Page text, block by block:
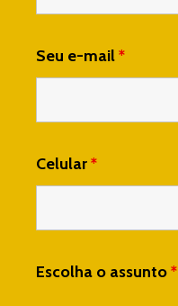
Seu e-mail*
Celular*
Escolha o assunto*